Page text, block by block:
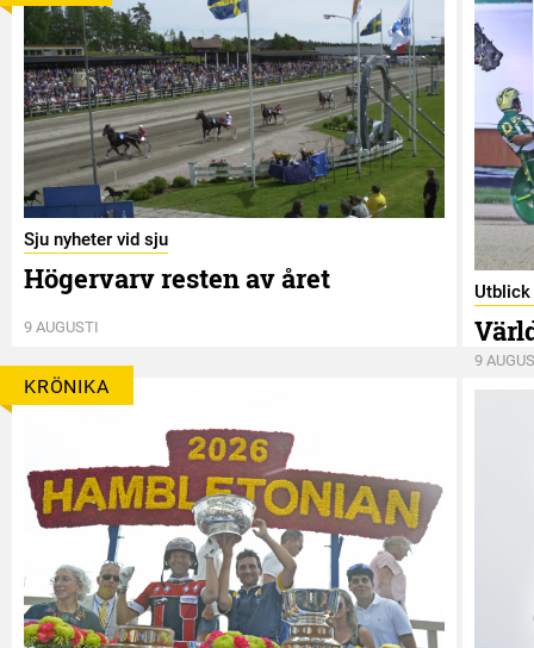
Sju nyheter vid sju
Högervarv resten av året
9 AUGUSTI
Utblick
9
KRÖNIKA